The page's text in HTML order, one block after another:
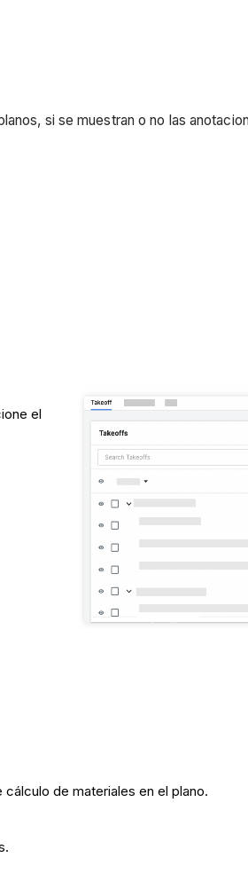
si se muestran o no las
el
de materiales en el plano.